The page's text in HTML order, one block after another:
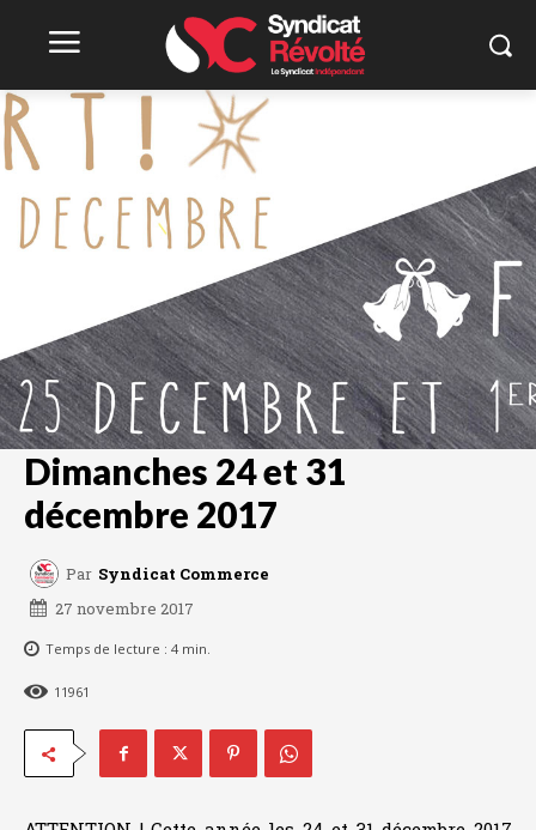
Dimanches 24 et 31
décembre 2017
Par Syndicat Commerce
27 novembre 2017
Temps de lecture : 4 min.
11961